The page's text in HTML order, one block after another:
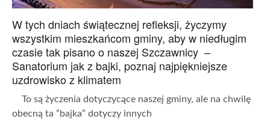
W tych dniach świątecznej refleksji, życzymy
wszystkim mieszkańcom gminy, aby w niedługim
czasie tak pisano o naszej Szczawnicy –
Sanatorium jak z bajki, poznaj najpiękniejsze
uzdrowisko z klimatem
To są życzenia dotyczycące naszej gminy, ale na chwilę
obecną ta ”bajka” dotyczy innych